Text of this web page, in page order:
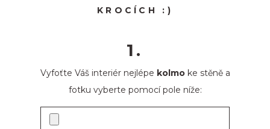
KROCÍCH :)
1.
Vyfoťte Váš interiér nejlépe kolmoke stěně a
fotku vyberte pomocí pole níže: